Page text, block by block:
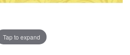
Tap to expand